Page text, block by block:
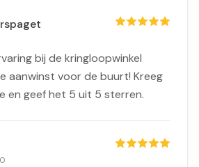
bij de kringloopwinkel
aanwinst voor de buurt! Kreeg
en geef het 5 uit 5 sterren.